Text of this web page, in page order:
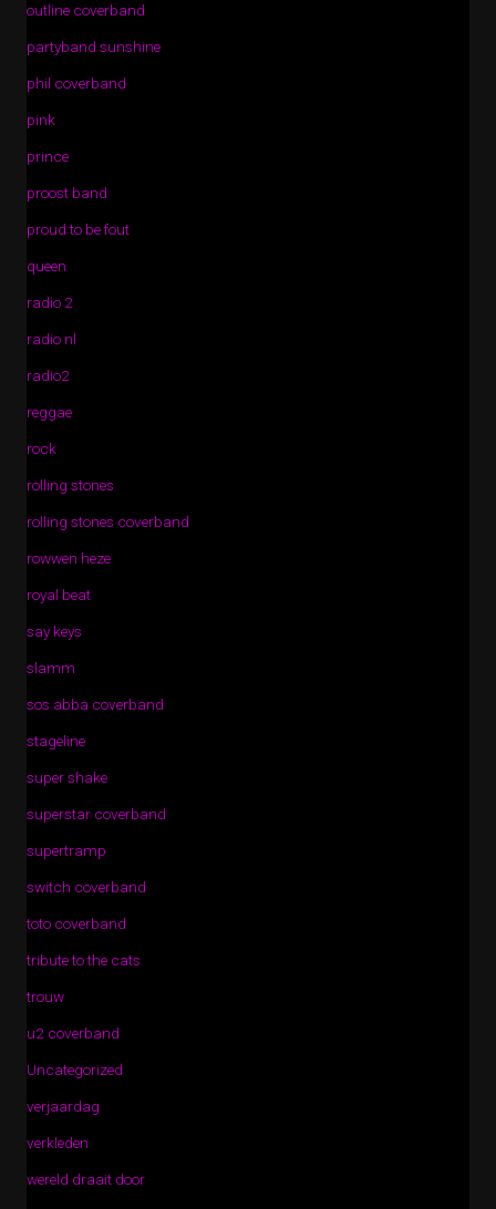
outline coverband
partyband sunshine
phil coverband
pink
prince
proost band
proud to be fout
queen
radio 2
radio nl
radio2
reggae
rock
rolling stones
rolling stones coverband
rowwen heze
royal beat
say keys
slamm
sos abba coverband
stageline
super shake
superstar coverband
supertramp
switch coverband
toto coverband
tribute to the cats
trouw
u2 coverband
Uncategorized
verjaardag
verkleden
wereld draait door